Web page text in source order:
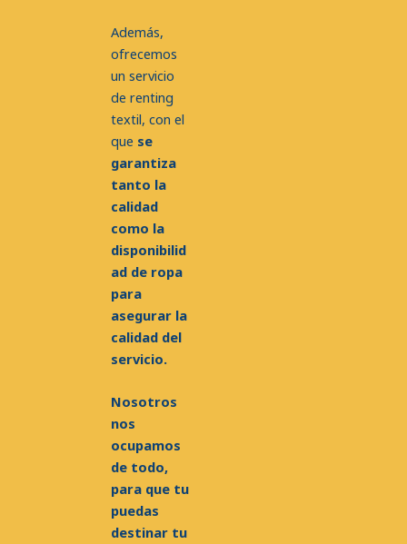
Además,
ofrecemos
un servicio
de renting
textil, con el
que se
garantiza
tanto la
calidad
como la
disponibilid
ad de ropa
para
asegurar la
calidad del
servicio.
Nosotros
nos
ocupamos
de todo,
para que tu
puedas
destinar tu